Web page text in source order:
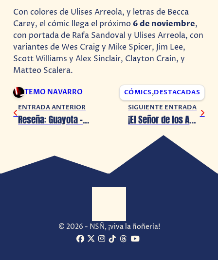
Con colores de Ulises Arreola, y letras de Becca
Carey, el cómic llega el próximo6 de noviembre,
con portada de Rafa Sandoval y Ulises Arreola, con
variantes de Wes Craig y Mike Spicer, Jim Lee,
Scott Williams y Alex Sinclair, Clayton Crain, y
Matteo Scalera.
TEMO NAVARRO CÓMICS,DESTACADAS
ENTRADA ANTERIOR
Reseña: Guayota – Un viaje único e inolvidable
SIGUIENTE ENTRADA
¡El Señor de los Anillos: La Guerra de los Rohirrim lanza su primer avance!
© 2026 - NSÑ, ¡viva la ñoñería!